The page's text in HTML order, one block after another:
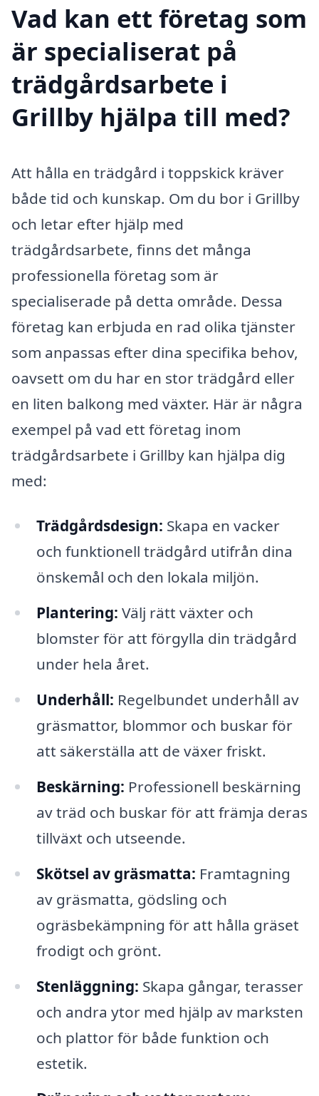
Vad kan ett företag som
är specialiserat på
trädgårdsarbete i
Grillby hjälpa till med?
Att hålla en trädgård i toppskick kräver
både tid och kunskap. Om du bor i Grillby
och letar efter hjälp med
trädgårdsarbete, finns det många
professionella företag som är
specialiserade på detta område. Dessa
företag kan erbjuda en rad olika tjänster
som anpassas efter dina specifika behov,
oavsett om du har en stor trädgård eller
en liten balkong med växter. Här är några
exempel på vad ett företag inom
trädgårdsarbete i Grillby kan hjälpa dig
med:
Trädgårdsdesign: Skapa en vacker
och funktionell trädgård utifrån dina
önskemål och den lokala miljön.
Plantering: Välj rätt växter och
blomster för att förgylla din trädgård
under hela året.
Underhåll: Regelbundet underhåll av
gräsmattor, blommor och buskar för
att säkerställa att de växer friskt.
Beskärning: Professionell beskärning
av träd och buskar för att främja deras
tillväxt och utseende.
Skötsel av gräsmatta: Framtagning
av gräsmatta, gödsling och
ogräsbekämpning för att hålla gräset
frodigt och grönt.
Stenläggning: Skapa gångar, terasser
och andra ytor med hjälp av marksten
och plattor för både funktion och
estetik.